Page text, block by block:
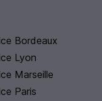
Bordeaux
Lyon
Marseille
Paris